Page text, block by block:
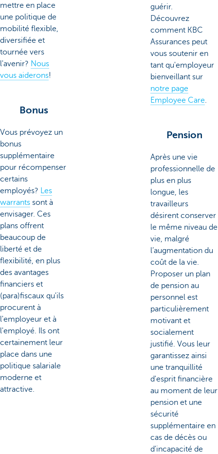
mettre en place
une politique de
mobilité flexible,
diversifiée et
tournée vers
l'avenir? Nous
vous aiderons!
Bonus
Vous prévoyez un
bonus
supplémentaire
pour récompenser
certains
employés?
Les
warrants sont à
envisager. Ces
plans offrent
beaucoup de
liberté et de
flexibilité, en plus
des avantages
financiers et
(para)fiscaux qu'ils
procurent à
l'employeur et à
l'employé. Ils ont
certainement leur
place dans une
politique salariale
moderne et
attractive.
guérir.
Découvrez
comment KBC
Assurances peut
vous soutenir en
tant qu'employeur
bienveillant sur
notre page
Employee Care.
Pension
Après une vie
professionnelle de
plus en plus
longue, les
travailleurs
désirent conserver
le même niveau de
vie, malgré
l’augmentation du
coût de la vie.
Proposer un plan
de pension au
personnel est
particulièrement
motivant et
socialement
justifié. Vous leur
garantissez ainsi
une tranquillité
d'esprit financière
au moment de leur
pension et une
sécurité
supplémentaire en
cas de décès ou
d'incapacité de